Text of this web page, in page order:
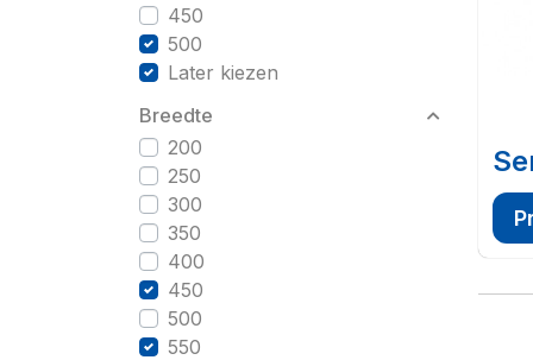
450
500
Later kiezen
Breedte
200
250
300
350
400
450
500
550